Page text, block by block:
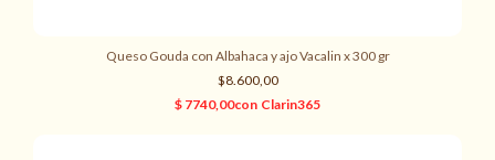
Queso Gouda con Albahaca y ajo Vacalin x 300 gr
$8.600,00